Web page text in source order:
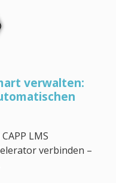
verwalten:
LMS
verbinden –